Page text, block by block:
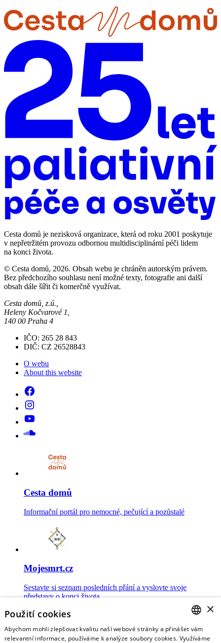
Cesta domů je nezisková organizace, která od roku 2001 poskytuje
v nepřetržitém provozu odbornou multidisciplinární péči lidem
na konci života.
© Cesta domů, 2026. Obsah webu je chráněn autorským právem.
Bez předchozího souhlasu není možné texty, fotografie ani další
obsah dále šířit či komerčně využívat.
Cesta domů, z.ú.,
Heleny Kočvarové 1,
140 00 Praha 4
IČO: 265 28 843
DIČ: CZ 26528843
O webu
About this website
Cesta domů
Informační portál pro nemocné, pečující a pozůstalé
Mojesmrt.cz
Sestavte si seznam posledních přání a vyslovte svoje
představy o konci života
CZECH
×
Použití cookies
Abychom mohli zlepšovat kvalitu naší webové stránky a přinášet vám
relevantní informace, používáme k analýze soubory cookies. Využíváme